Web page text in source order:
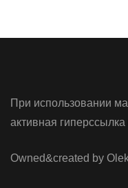
При использовании
активная гиперссылка
Owned&created by